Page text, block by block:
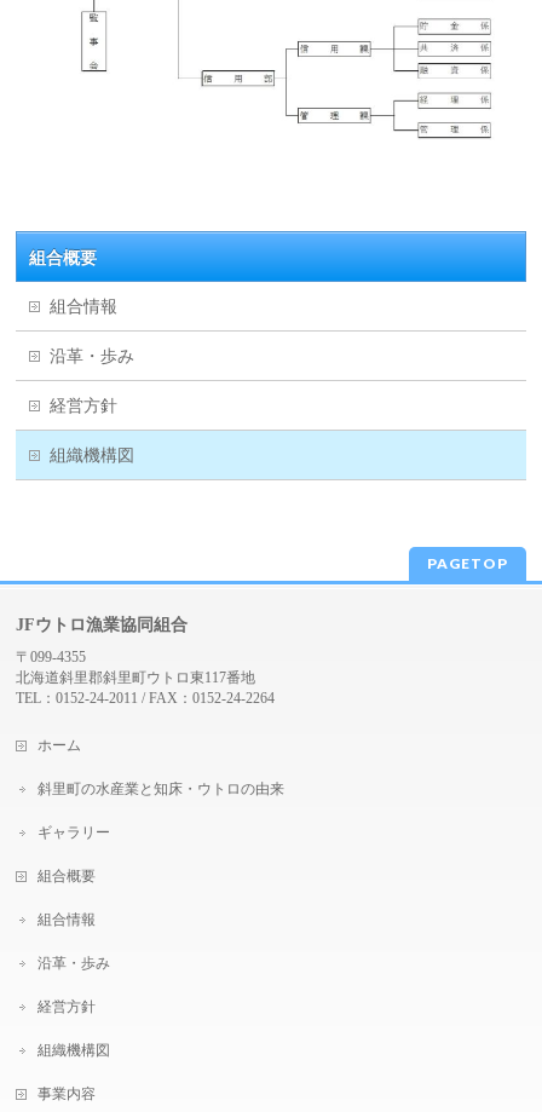
組合概要
組合情報
沿革・歩み
経営方針
組織機構図
PAGETOP
JFウトロ漁業協同組合
〒099-4355
北海道斜里郡斜里町ウトロ東117番地
TEL：0152-24-2011 / FAX：0152-24-2264
ホーム
斜里町の水産業と知床・ウトロの由来
ギャラリー
組合概要
組合情報
沿革・歩み
経営方針
組織機構図
事業内容